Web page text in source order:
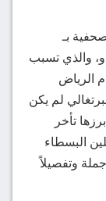
بـ
والذي تسبب
الرياض
لم يكن
تأخر
البسطاء
وتفصيلاً